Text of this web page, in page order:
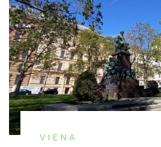
VIENA